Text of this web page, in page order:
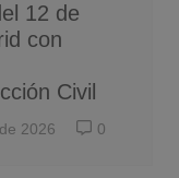
12 de
con
Civil
2026 0